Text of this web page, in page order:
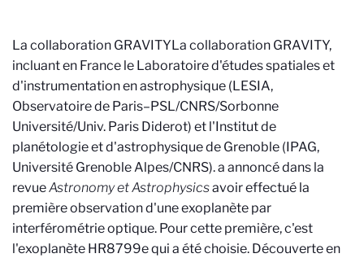
La collaboration GRAVITYLa collaboration GRAVITY,
incluant en France le Laboratoire d'études spatiales et
d'instrumentation en astrophysique (LESIA,
Observatoire de Paris–PSL/CNRS/Sorbonne
Université/Univ. Paris Diderot) et l'Institut de
planétologie et d'astrophysique de Grenoble (IPAG,
Université Grenoble Alpes/CNRS).a annoncé dans la
revueAstronomy et Astrophysicsavoir effectué la
première observation d'une exoplanète par
interférométrie optique. Pour cette première, c'est
l'exoplanète HR8799e qui a été choisie. Découverte en